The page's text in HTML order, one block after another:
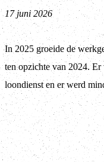
17 juni 2026
In 2025 groeide de
ten opzichte van 2024.
loondienst en er werd